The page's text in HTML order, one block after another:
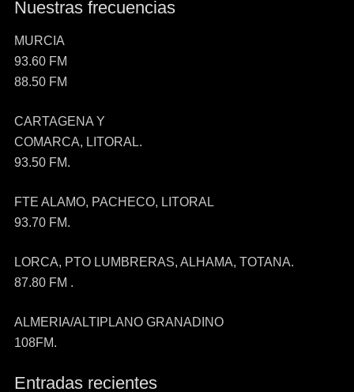
Nuestras frecuencias
MURCIA
93.60 FM
88.50 FM
CARTAGENA Y
COMARCA, LITORAL.
93.50 FM.
FTE ALAMO, PACHECO, LITORAL
93.70 FM.
LORCA, PTO LUMBRERAS, ALHAMA, TOTANA.
87.80 FM .
ALMERIA/ALTIPLANO GRANADINO
108FM.
Entradas recientes